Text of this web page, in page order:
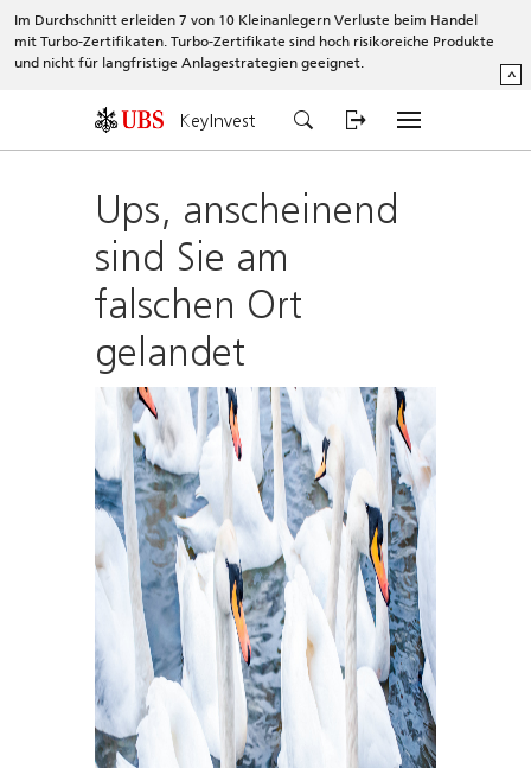
Im Durchschnitt erleiden 7 von 10 Kleinanlegern Verluste beim Handel
mit Turbo-Zertifikaten. Turbo-Zertifikate sind hoch risikoreiche Produkte
und nicht für langfristige Anlagestrategien geeignet.
^
KeyInvest
Ups, anscheinend
sind Sie am
falschen Ort
gelandet